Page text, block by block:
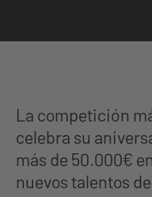
La competición
celebra su
más de 50.000€
nuevos talentos